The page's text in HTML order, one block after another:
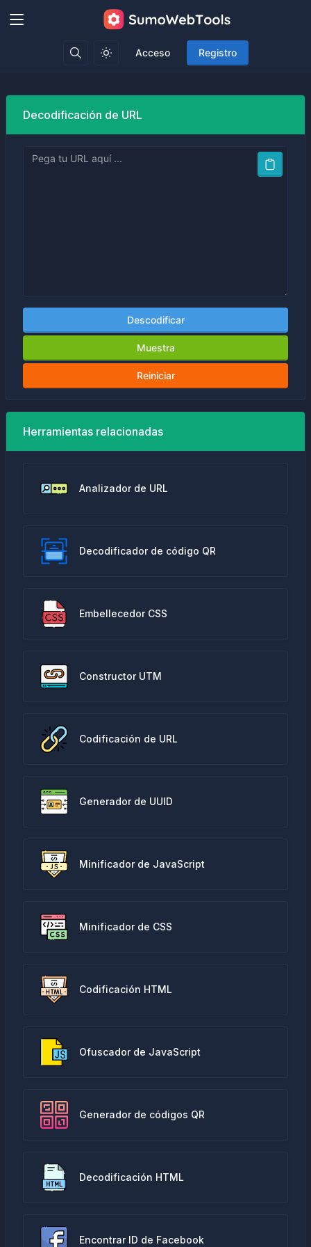
Acceso Registro
Decodificación de URL
Descodificar
Muestra
Reiniciar
Herramientas relacionadas
Analizador de URL
Decodificador de código QR
Embellecedor CSS
Constructor UTM
Codificación de URL
Generador de UUID
Minificador de JavaScript
Minificador de CSS
Codificación HTML
Ofuscador de JavaScript
Generador de códigos QR
Decodificación HTML
Encontrar ID de Facebook